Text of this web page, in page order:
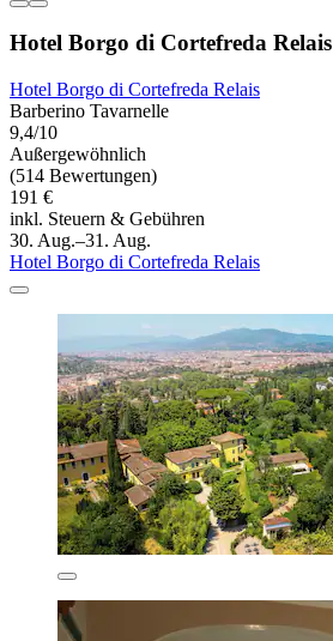
Hotel Borgo di Cortefreda Relais
Hotel Borgo di Cortefreda Relais
Barberino Tavarnelle
9,4/10
Außergewöhnlich
(514 Bewertungen)
191 €
inkl. Steuern & Gebühren
30. Aug.–31. Aug.
Hotel Borgo di Cortefreda Relais